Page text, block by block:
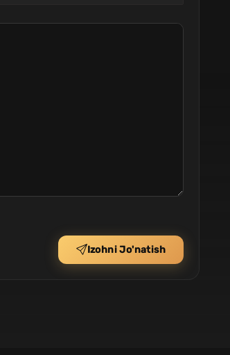
Izohni Jo'natish